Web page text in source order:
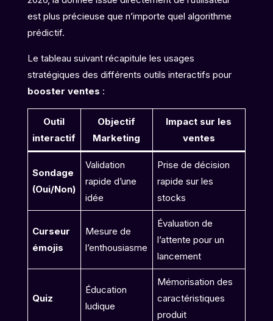
est plus précieuse que n’importe quel algorithme
prédictif.
Le tableau suivant récapitule les usages
stratégiques des différents outils interactifs pour
booster ventes :
Outil
interactif
Objectif
Marketing
Impact sur les
ventes
Sondage
(Oui/Non)
Validation
rapide d’une
idée
Prise de décision
rapide sur les
stocks
Curseur
émojis
Mesure de
l’enthousiasme
Évaluation de
l’attente pour un
lancement
Quiz
Éducation
ludique
Mémorisation des
caractéristiques
produit